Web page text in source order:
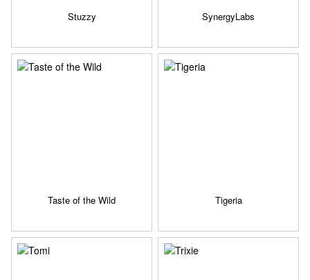
Stuzzy SynergyLabs
Taste of the Wild Tigeria